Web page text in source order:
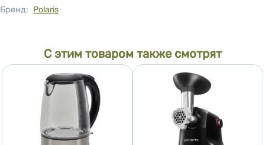
Бренд: Polaris
С этим товаром также смотрят